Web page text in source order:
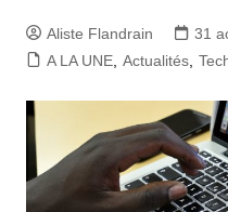
Aliste Flandrain
31
A LA UNE, Actualités,